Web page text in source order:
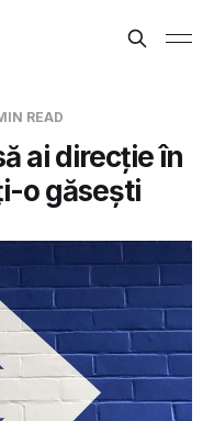
READ
ai direcție în
o găsești